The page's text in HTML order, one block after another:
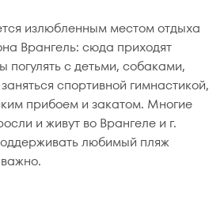
излюбленным местом отдыха
Врангель: сюда приходят
погулять с детьми, собаками,
спортивной гимнастикой,
прибоем и закатом. Многие
и живут во Врангеле и г.
любимый пляж